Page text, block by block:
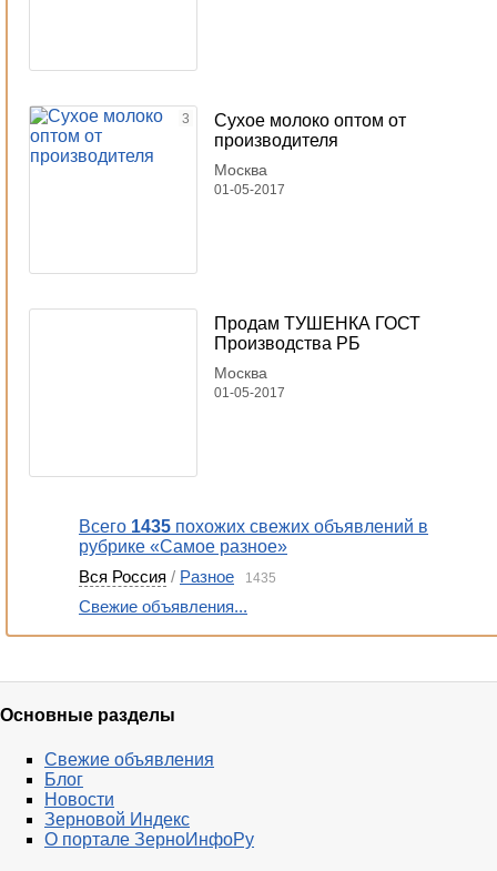
3
Сухое молоко оптом от
производителя
Москва
01-05-2017
Продам ТУШЕНКА ГОСТ
Производства РБ
Москва
01-05-2017
Всего 1435 похожих свежих объявлений в
рубрике «Самое разное»
Вся Россия / Разное 1435
Свежие объявления...
Основные разделы
Свежие объявления
Блог
Новости
Зерновой Индекс
О портале ЗерноИнфоРу